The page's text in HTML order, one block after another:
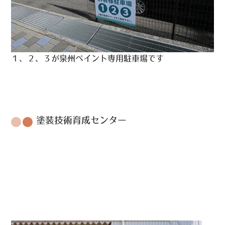
１、２、３が泉州ペイント専用駐車場です
塗装技術育成センター